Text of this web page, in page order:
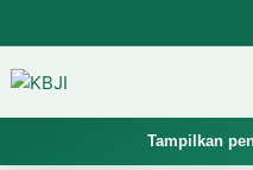
Tampilkan